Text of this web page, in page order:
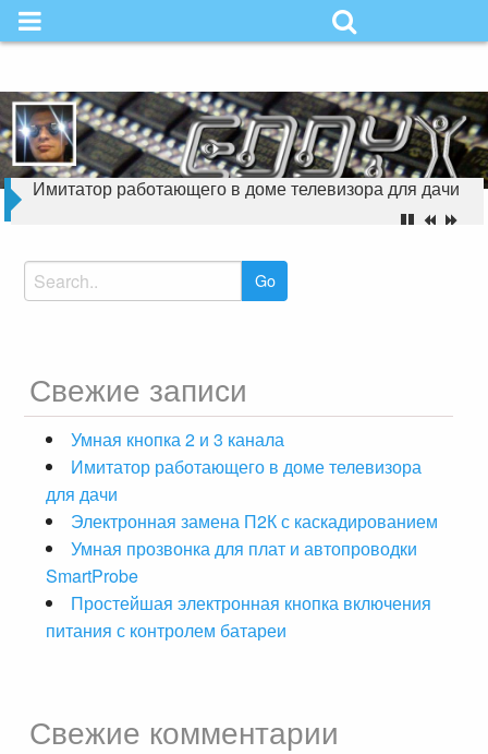
Skip
to
Надёжность в
простоте
Имитатор работающего в доме телевизора для дачи
Search
for:
Свежие записи
Умная кнопка 2 и 3 канала
Имитатор работающего в доме телевизора
для дачи
Электронная замена П2К с каскадированием
Умная прозвонка для плат и автопроводки
SmartProbe
Простейшая электронная кнопка включения
питания с контролем батареи
Свежие комментарии